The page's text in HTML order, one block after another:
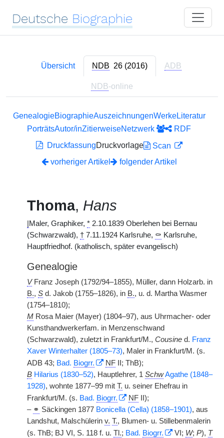
Deutsche Biographie
Übersicht NDB 26 (2016) ADB
NDB-online
GenealogieBiographieAuszeichnungenWerkeLiteratur
PorträtsAutor/inZitierweiseNetzwerk
RDF
DruckfassungDruckvorlage
Scan
vorheriger Artikel
folgender Artikel
Thoma, Hans
Maler, Graphiker, * 2.10.1839 Oberlehen bei Bernau
(Schwarzwald), † 7.11.1924 Karlsruhe, ⚰ Karlsruhe,
Hauptfriedhof. (katholisch, später evangelisch)
Genealogie
VFranz Joseph (1792/94–1855), Müller, dann Holzarb. in
B., S d. Jakob (1755–1826), in B., u. d. Martha Wasmer
(1754–1810);
M Rosa Maier (Mayer) (1804–97), aus Uhrmacher- oder
Kunsthandwerkerfam. in Menzenschwand
(Schwarzwald), zuletzt in Frankfurt/M., Cousine d. Franz
Xaver Winterhalter (1805–73), Maler in Frankfurt/M. (s.
ADB 43; Bad. Biogrr. NF II; ThB);
B Hilarius (1830–52), Hauptlehrer, 1 SchwAgathe (1848–
1928), wohnte 1877–99 mit T. u. seiner Ehefrau in
Frankfurt/M. (s. Bad. Biogrr. NF II);
– ⚭ Säckingen 1877 Bonicella (Cella) (1858–1901), aus
Landshut, Malschülerin v. T., Blumen- u. Stillebenmalerin
(s. ThB; BJ VI, S. 118 f. u. Tl.; Bad. Biogrr. VI; W; P), T